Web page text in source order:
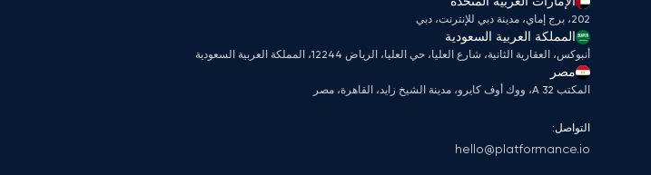
202، برج إماي، مدينة دبي للإنترنت، دبي
المملكة العربية السعودية
أنبوكس، العقارية الثانية، شارع العليا، حي العليا، الرياض 12244، المملكة العربية السعودية
مصر
المكتب A 32، ووك أوف كايرو، مدينة الشيخ زايد، القاهرة، مصر
التواصل:
hello@platformance.io